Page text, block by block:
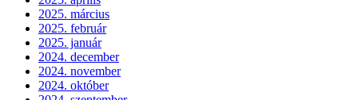
2025. március
2025. február
2025. január
2024. december
2024. november
2024. október